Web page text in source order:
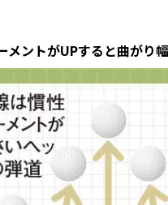
メントがUPすると曲がり